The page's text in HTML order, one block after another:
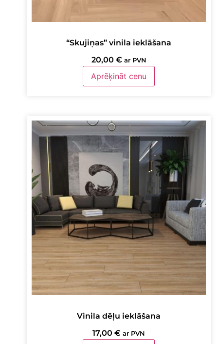
“Skujiņas” vinila ieklāšana
20,00 € ar PVN
Aprēķināt cenu
Vinila dēļu ieklāšana
17,00 € ar PVN